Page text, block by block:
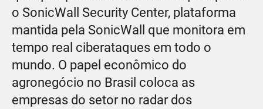
o SonicWall Security Center, plataforma
mantida pela SonicWall que monitora em
tempo real ciberataques em todo o
mundo. O papel econômico do
agronegócio no Brasil coloca as
empresas do setor no radar dos